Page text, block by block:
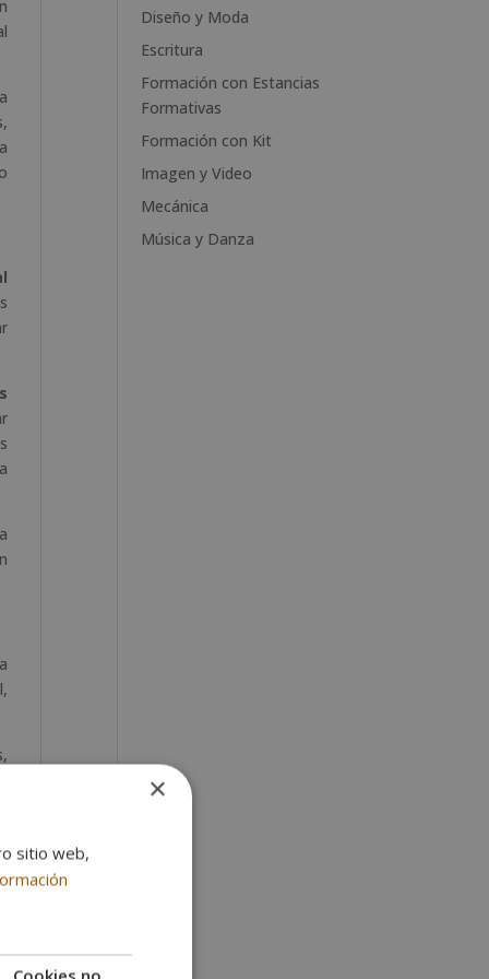
e
Diseño y Moda
Escritura
Formación con Estancias
Formativas
Formación con Kit
Imagen y Video
Mecánica
Música y Danza
×
sitio web,